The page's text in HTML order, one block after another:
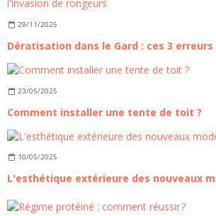
29/11/2025
23/05/2025
Comment installer une tente de toit ?
10/05/2025